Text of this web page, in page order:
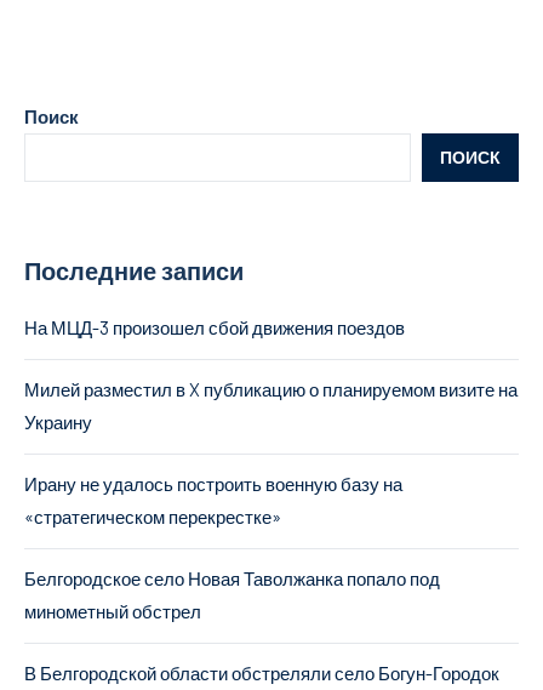
Поиск
ПОИСК
Последние записи
На МЦД-3 произошел сбой движения поездов
Милей разместил в X публикацию о планируемом визите на
Украину
Ирану не удалось построить военную базу на
«стратегическом перекрестке»
Белгородское село Новая Таволжанка попало под
минометный обстрел
В Белгородской области обстреляли село Богун-Городок